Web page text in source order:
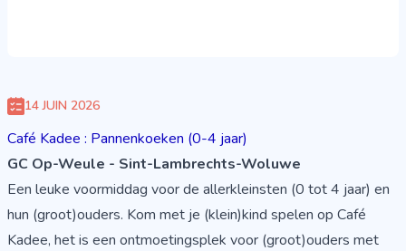
14 JUIN 2026
Café Kadee : Pannenkoeken (0-4 jaar)
GC Op-Weule - Sint-Lambrechts-Woluwe
Een leuke voormiddag voor de allerkleinsten (0 tot 4 jaar) en
hun (groot)ouders. Kom met je (klein)kind spelen op Café
Kadee, het is een ontmoetingsplek voor (groot)ouders met